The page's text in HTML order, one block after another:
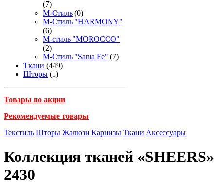
(7)
М-Стиль (0)
М-Стиль "HARMONY"
(6)
М-стиль "MOROCCO"
(2)
М-Стиль "Santa Fe" (7)
Ткани (449)
Шторы (1)
Товары по акции
Рекомендуемые товары
Текстиль Шторы Жалюзи Карнизы Ткани Аксессуары
Коллекция тканей «SHEERS»
2430